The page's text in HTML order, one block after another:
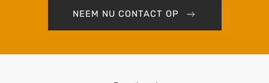
NEEM NU CONTACT OP